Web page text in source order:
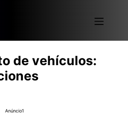
de vehículos:
Anúncio1